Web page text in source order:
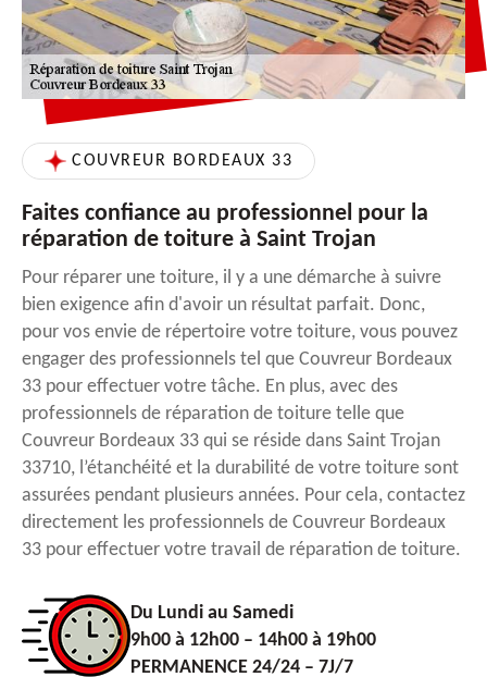
COUVREUR BORDEAUX 33
Faites confiance au professionnel pour la
réparation de toiture à Saint Trojan
Pour réparer une toiture, il y a une démarche à suivre
bien exigence afin d'avoir un résultat parfait. Donc,
pour vos envie de répertoire votre toiture, vous pouvez
engager des professionnels tel que Couvreur Bordeaux
33 pour effectuer votre tâche. En plus, avec des
professionnels de réparation de toiture telle que
Couvreur Bordeaux 33 qui se réside dans Saint Trojan
33710, l’étanchéité et la durabilité de votre toiture sont
assurées pendant plusieurs années. Pour cela, contactez
directement les professionnels de Couvreur Bordeaux
33 pour effectuer votre travail de réparation de toiture.
Du Lundi au Samedi
9h00 à 12h00 – 14h00 à 19h00
PERMANENCE 24/24 – 7J/7